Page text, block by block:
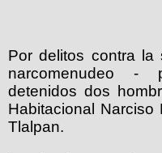
Por delitos contra la
narcomenudeo -
detenidos dos
Habitacional Narciso
Tlalpan.